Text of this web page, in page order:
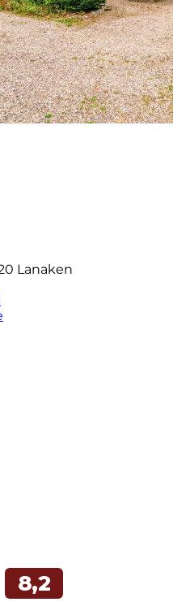
Lanaken